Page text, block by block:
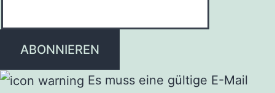
Es muss eine gültige E-Mail